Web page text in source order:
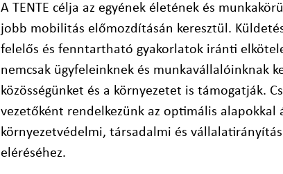
A TENTE célja az egyének életének és
jobb mobilitás előmozdításán keresztül.
felelős és fenntartható gyakorlatok iránti
nemcsak ügyfeleinknek és munkavállalóinknak
közösségünket és a környezetet is támogatják.
vezetőként rendelkezünk az optimális alapokkal
környezetvédelmi, társadalmi és
eléréséhez.